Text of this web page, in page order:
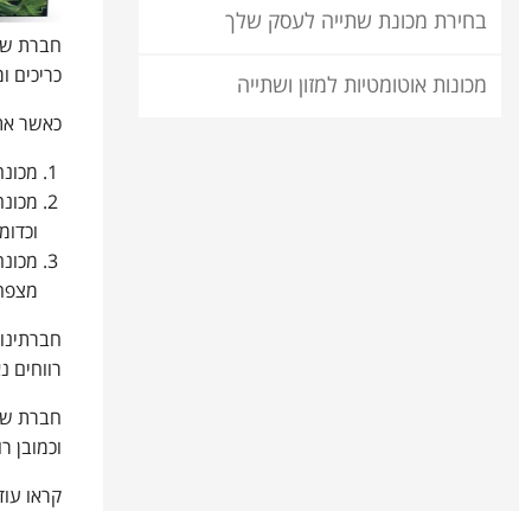
בחירת מכונת שתייה לעסק שלך
מכונות אוטומטיות למזון ושתייה
חברת
כריכים
כאשר
רווחים
חברת
וכמובן
קראו